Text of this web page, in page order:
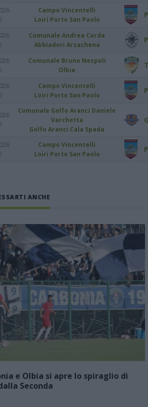
Campo Vincentelli
Loiri Porto San Paolo
Comunale Andrea Corda
Abbiadori Arzachena
Comunale Bruno Nespoli
Olbia
Campo Vincentelli
Loiri Porto San Paolo
Comunale Golfo Aranci Daniele
Varchetta
Golfo Aranci Cala Spada
Campo Vincentelli
Loiri Porto San Paolo
ANCHE
e Olbia si apre lo spiraglio di
Seconda